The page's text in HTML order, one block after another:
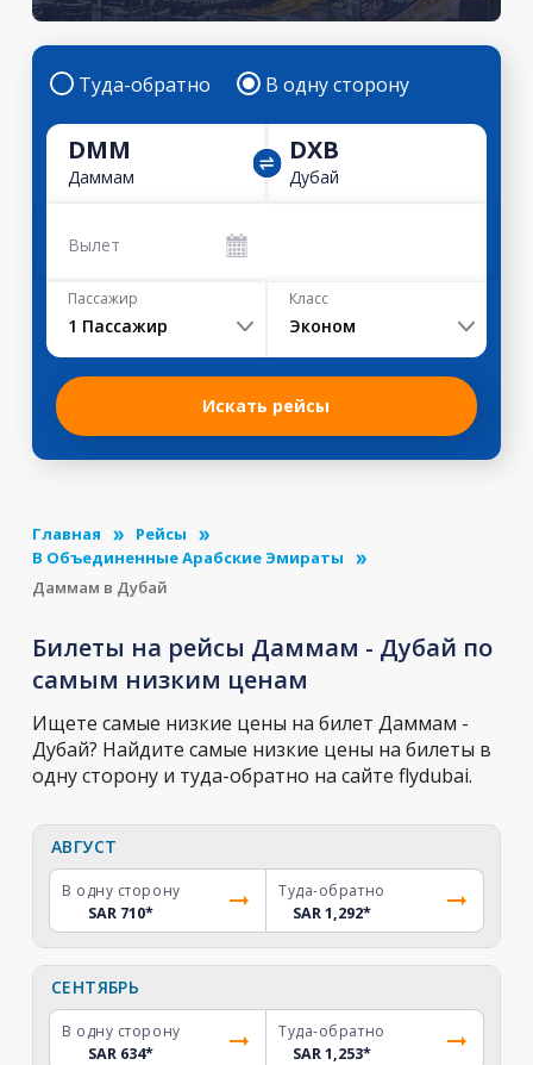
Туда-обратно В одну сторону
DMM
Даммам
DXB
Дубай
Вылет
Пассажир
1 Пассажир
Класс
Эконом
Искать рейсы
Главная
Рейсы
В Объединенные Арабские Эмираты
Даммам в Дубай
Билеты на рейсы Даммам - Дубай по
самым низким ценам
Ищете самые низкие цены на билет Даммам -
Дубай? Найдите самые низкие цены на билеты в
одну сторону и туда-обратно на сайте flydubai.
АВГУСТ
В одну сторону
SAR 710*
Туда-обратно
SAR 1,292*
СЕНТЯБРЬ
В одну сторону
SAR 634*
Туда-обратно
SAR 1,253*